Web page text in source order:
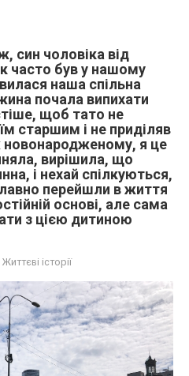
син чоловіка від
часто був у нашому
наша спільна
почала випихати
щоб тато не
старшим і не приділяв
я це
вирішила, що
і нехай спілкуються,
перейшли в життя
основі, але сама
з цією дитиною
Життєві історії